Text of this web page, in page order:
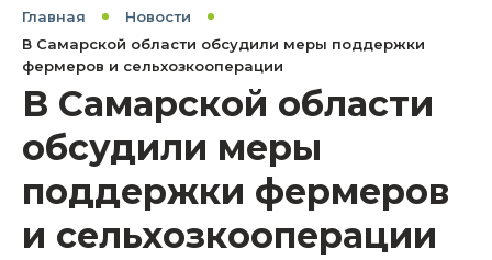
Главная
Новости
В Самарской области обсудили меры поддержки
фермеров и сельхозкооперации
В Самарской области
обсудили меры
поддержки фермеров
и сельхозкооперации